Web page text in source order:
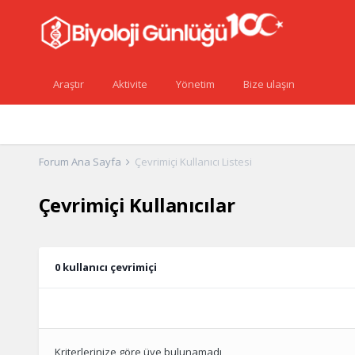
Araştır Aktivite Yönetim Bize ulaşın
Forum Ana Sayfa Çevrimiçi Kullanıcı Listesi
Çevrimiçi Kullanıcılar
0 kullanıcı çevrimiçi
Kriterlerinize göre üye bulunamadı